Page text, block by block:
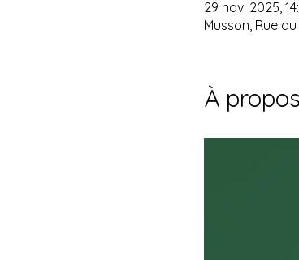
29 nov. 2025,
Musson, Rue
À